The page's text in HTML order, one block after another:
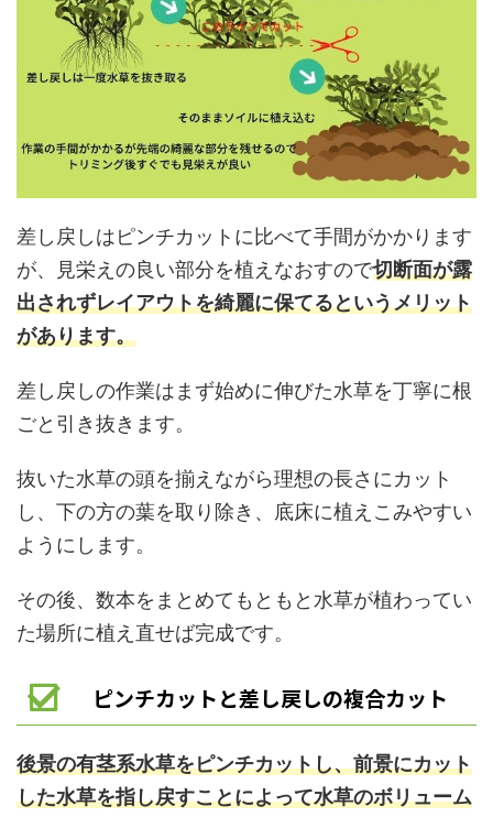
差し戻しはピンチカットに比べて手間がかかります
が、見栄えの良い部分を植えなおすので切断面が露
出されずレイアウトを綺麗に保てるというメリット
があります。
差し戻しの作業はまず始めに伸びた水草を丁寧に根
ごと引き抜きます。
抜いた水草の頭を揃えながら理想の長さにカット
し、下の方の葉を取り除き、底床に植えこみやすい
ようにします。
その後、数本をまとめてもともと水草が植わってい
た場所に植え直せば完成です。
ピンチカットと差し戻しの複合カット
後景の有茎系水草をピンチカットし、前景にカット
した水草を指し戻すことによって水草のボリューム